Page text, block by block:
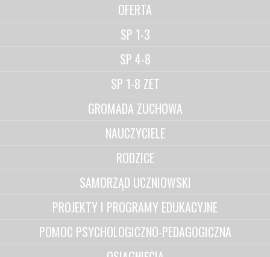
OFERTA
SP 1-3
SP 4-8
SP 1-8 ZET
GROMADA ZUCHOWA
NAUCZYCIELE
RODZICE
SAMORZĄD UCZNIOWSKI
PROJEKTY I PROGRAMY EDUKACYJNE
POMOC PSYCHOLOGICZNO-PEDAGOGICZNA